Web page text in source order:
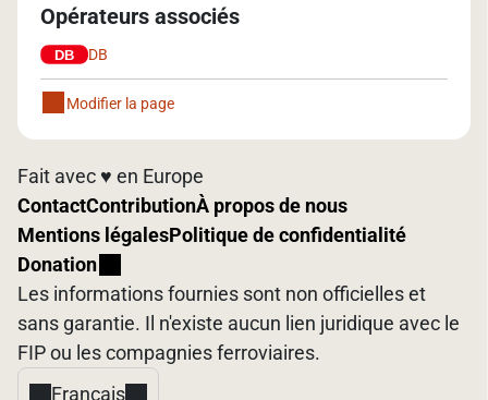
Opérateurs associés
DB
Modifier la page
Fait avec ♥️ en Europe
ContactContributionÀ propos de nous
Mentions légalesPolitique de confidentialité
Donation
Les informations fournies sont non officielles et
sans garantie. Il n'existe aucun lien juridique avec le
FIP ou les compagnies ferroviaires.
Français